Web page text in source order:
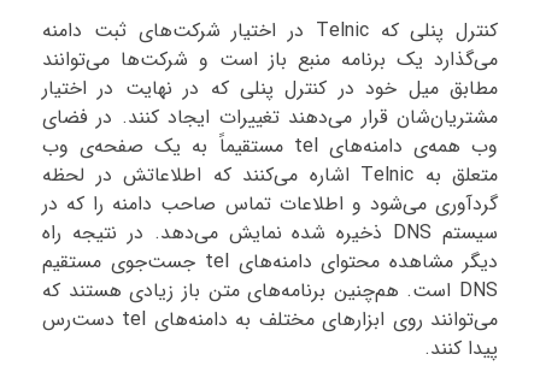
کنترل پنلی که Telnic در اختیار شرکت‌های ثبت دامنه
می‌گذارد یک برنامه منبع باز است و شرکت‌ها می‌توانند
مطابق میل خود در کنترل پنلی که در نهایت در اختیار
مشتریان‌شان قرار می‌دهند تغییرات ایجاد کنند. در فضای
وب همه‌ی دامنه‌های tel مستقیماً به یک صفحه‌ی وب
متعلق به Telnic اشاره می‌کنند که اطلاعاتش در لحظه
گردآوری می‌شود و اطلاعات تماس صاحب دامنه را که در
سیستم DNS ذخیره شده نمایش می‌دهد. در نتیجه راه
دیگر مشاهده محتوای دامنه‌های tel جست‌جوی مستقیم
DNS است. هم‌چنین برنامه‌های متن باز زیادی هستند که
می‌توانند روی ابزارهای مختلف به دامنه‌های tel دست‌رس
پیدا کنند.